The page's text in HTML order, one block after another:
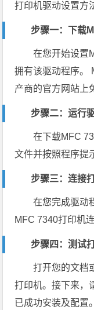
打印机驱动设置方
步骤一：下载
在您开始设置
拥有该驱动程序。
产商的官方网站上
步骤二：运行
在下载MFC
文件并按照程序提
步骤三：连接
在您完成驱动
MFC 7340打印机
步骤四：测试
打开您的文档
打印机。接下来，
已成功安装及配置。